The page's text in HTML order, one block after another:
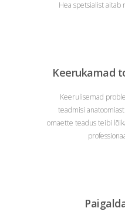
Hea spetsialist
Keerukamad
Keerulisemad
teadmisi
omaette teadus teibi